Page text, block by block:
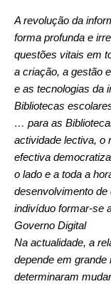
A revolução da
forma profunda e
questões vitais em
a criação, a gestão
e as tecnologias da
Bibliotecas
… para as
actividade lectiva, o
efectiva
o lado e a toda a
desenvolvimento
indivíduo formar-se
Governo Digital
Na actualidade, a
depende em
determinaram